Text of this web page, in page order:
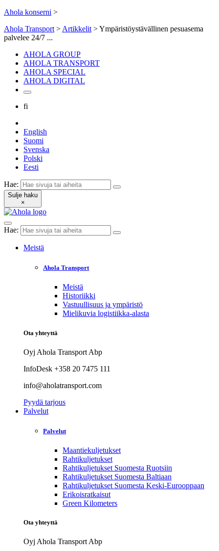
Ahola konserni >
Ahola Transport > Artikkelit >Ympäristöystävällinen pesuasema
palvelee 24/7 ...
AHOLA GROUP
AHOLA TRANSPORT
AHOLA SPECIAL
AHOLA DIGITAL
fi
English
Suomi
Svenska
Polski
Eesti
Hae:
Sulje haku
×
Hae:
Meistä
Ahola Transport
Meistä
Historiikki
Vastuullisuus ja ympäristö
Mielikuvia logistiikka-alasta
Ota yhteyttä
Oyj Ahola Transport Abp
InfoDesk +358 20 7475 111
info@aholatransport.com
Pyydä tarjous
Palvelut
Palvelut
Maantiekuljetukset
Rahtikuljetukset
Rahtikuljetukset Suomesta Ruotsiin
Rahtikuljetukset Suomesta Baltiaan
Rahtikuljetukset Suomesta Keski-Eurooppaan
Erikoisratkaisut
Green Kilometers
Ota yhteyttä
Oyj Ahola Transport Abp